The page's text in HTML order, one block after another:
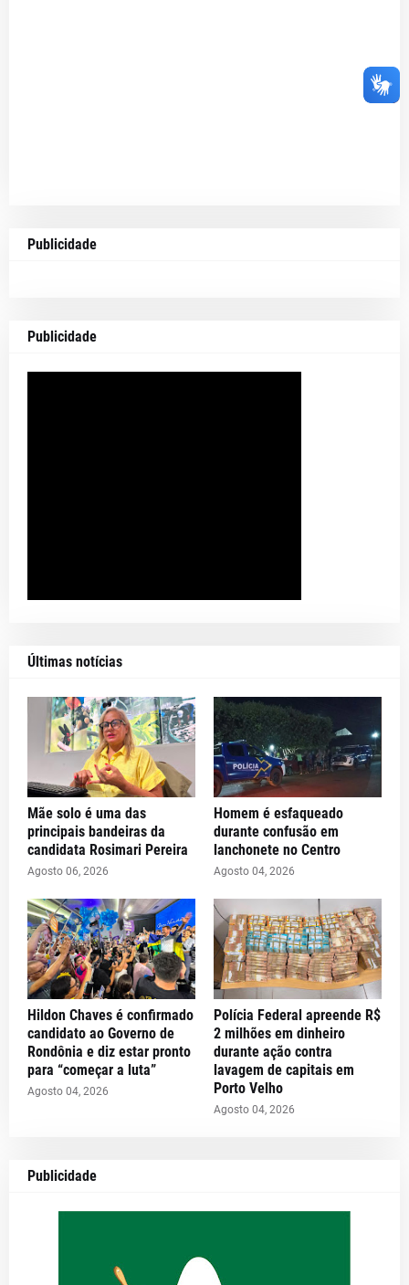
Publicidade
Publicidade
Últimas notícias
Mãe solo é uma das
principais bandeiras da
candidata Rosimari Pereira
Agosto 06, 2026
Homem é esfaqueado
durante confusão em
lanchonete no Centro
Agosto 04, 2026
Hildon Chaves é confirmado
candidato ao Governo de
Rondônia e diz estar pronto
para “começar a luta”
Agosto 04, 2026
Polícia Federal apreende R$
2 milhões em dinheiro
durante ação contra
lavagem de capitais em
Porto Velho
Agosto 04, 2026
Publicidade